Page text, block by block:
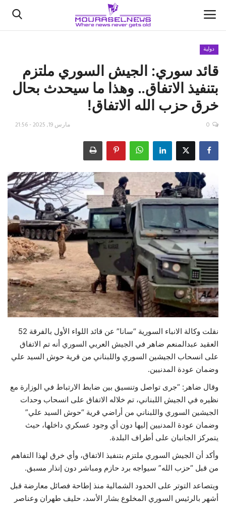
الأخبار
كتّابنا
السعودية
اقتصاد
علوم وتكنولوجيا
رياضة
فيديو
حياة
دولية
قائد سوري: الجيش السوري ملتزم
بتنفيذ الاتفاق.. وهذا ما سيحدث بحال
خرق حزب الله الاتفاق!
مارس 19, 2025 - 21:56 0
نقلت وكالة الانباء السورية “سانا” عن قائد اللواء الأول بالفرقة 52
العقيد عبدالمنعم ضاهر في الجيش العربي السوري أنه تم الاتفاق
على انسحاب الجيشين السوري واللبناني من قرية حوش السيد علي
وضمان عودة المدنيين.
وقال ضاهر: “جرى تواصل وتنسيق بين ضابط الارتباط في الوزارة مع
نظيره في الجيش اللبناني، تم خلاله الاتفاق على انسحاب وحدات
الجيشين السوري واللبناني من أراضي قرية “حوش السيد علي”
وضمان عودة المدنيين إليها دون أي وجود عسكري داخلها، حيث
يتمركز الجانبان على أطراف البلدة.
وأكد أن الجيش السوري ملتزم بتنفيذ الاتفاق، وأي خرق لهذا التفاهم
من قبل “حزب الله” سيواجه برد حازم ومباشر دون إنذار مسبق.
ويتصاعد التوتر على الحدود الشمالية منذ إطاحة فصائل معارضة قبل
أشهر بالرئيس السوري المخلوع بشار الأسد، حليف طهران وعناصر